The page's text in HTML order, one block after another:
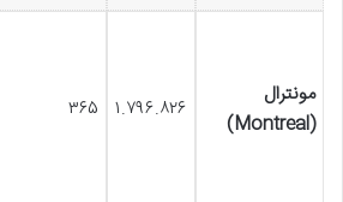
مونترال
(Montreal)
۱.۷۹۶.۸۲۶ ۳۶۵